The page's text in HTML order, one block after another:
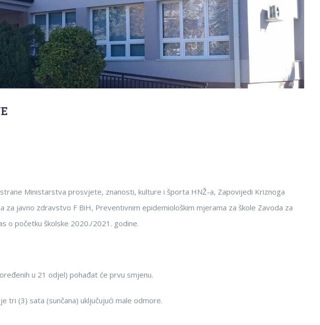
Ministarstva prosvjete, znanosti, kulture i športa HNŽ-a, Zapovijedi Kriznoga
javno zdravstvo F BiH, Preventivnim epidemiološkim mjerama za škole Zavoda za
o početku školske 2020./2021. godine.
u 21 odjel) pohađat će prvu smjenu.
tri (3) sata (sunčana) uključujući male odmore.